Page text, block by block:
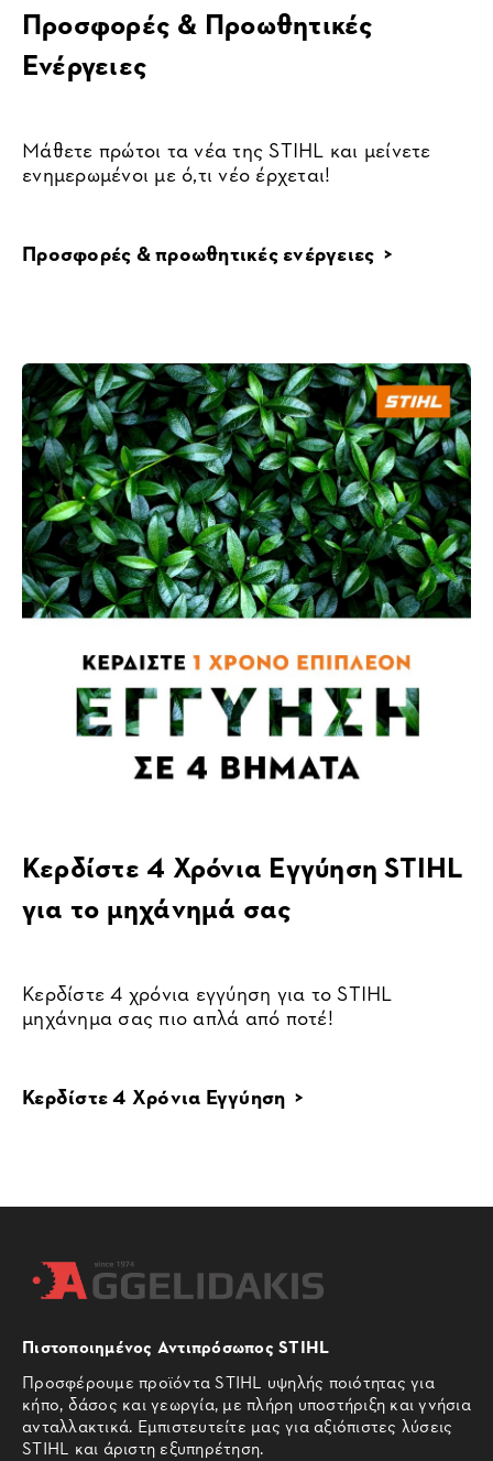
Προσφορές & Προωθητικές
Ενέργειες
Μάθετε πρώτοι τα νέα της STIHL και μείνετε
ενημερωμένοι με ό,τι νέο έρχεται!
Προσφορές & προωθητικές ενέργειες >
Κερδίστε 4 Χρόνια Εγγύηση STIHL
για το μηχάνημά σας
Κερδίστε 4 χρόνια εγγύηση για το STIHL
μηχάνημα σας πιο απλά από ποτέ!
Κερδίστε 4 Χρόνια Εγγύηση >
Πιστοποιημένος Αντιπρόσωπος STIHL
Προσφέρουμε προϊόντα STIHL υψηλής ποιότητας για
κήπο, δάσος και γεωργία, με πλήρη υποστήριξη και γνήσια
ανταλλακτικά. Εμπιστευτείτε μας για αξιόπιστες λύσεις
STIHL και άριστη εξυπηρέτηση.